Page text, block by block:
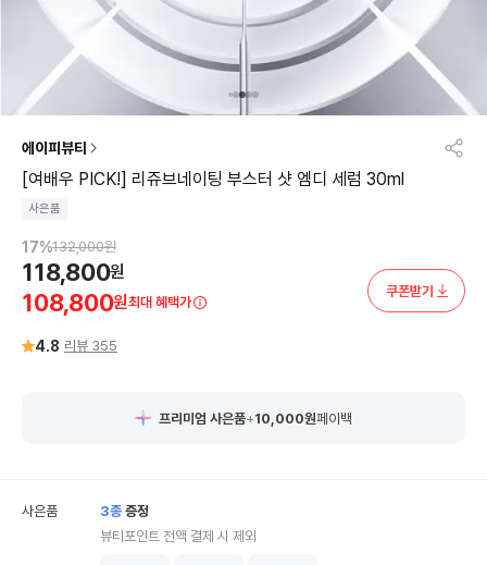
에이피뷰티
[여배우 PICK!] 리쥬브네이팅 부스터 샷 엠디 세럼 30ml
사은품
17%132,000원
118,800원
108,800원최대 혜택가
쿠폰받기
4.8 리뷰 355
프리미엄 사은품+10,000원페이백
사은품 3종 증정
뷰티포인트 전액 결제 시 제외